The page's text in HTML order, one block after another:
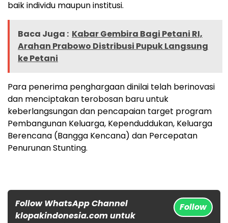
baik individu maupun institusi.
Baca Juga : Kabar Gembira Bagi Petani RI,
Arahan Prabowo Distribusi Pupuk Langsung
ke Petani
Para penerima penghargaan dinilai telah berinovasi
dan menciptakan terobosan baru untuk
keberlangsungan dan pencapaian target program
Pembangunan Keluarga, Kependuddukan, Keluarga
Berencana (Bangga Kencana) dan Percepatan
Penurunan Stunting.
Follow WhatsApp Channel
klopakindonesia.com untuk
Follow